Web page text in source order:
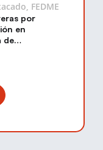
, FEDME
por
en
de